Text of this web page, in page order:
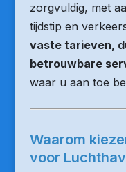
zorgvuldig, met
tijdstip en
vaste tarieven,
betrouwbare
waar u aan toe
Waarom
voor